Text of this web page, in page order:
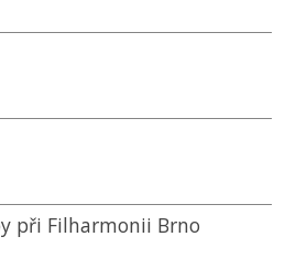
při Filharmonii Brno